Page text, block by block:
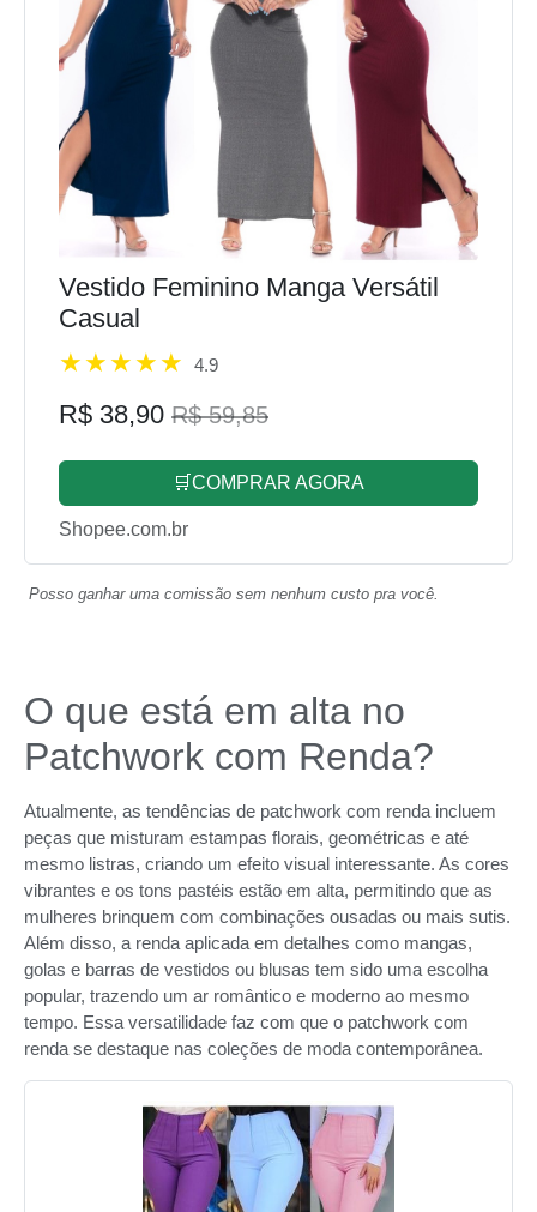
Vestido Feminino Manga Versátil
Casual
4.9
R$ 38,90 R$ 59,85
🛒COMPRAR AGORA
Shopee.com.br
Posso ganhar uma comissão sem nenhum custo pra você.
O que está em alta no
Patchwork com Renda?
Atualmente, as tendências de patchwork com renda incluem
peças que misturam estampas florais, geométricas e até
mesmo listras, criando um efeito visual interessante. As cores
vibrantes e os tons pastéis estão em alta, permitindo que as
mulheres brinquem com combinações ousadas ou mais sutis.
Além disso, a renda aplicada em detalhes como mangas,
golas e barras de vestidos ou blusas tem sido uma escolha
popular, trazendo um ar romântico e moderno ao mesmo
tempo. Essa versatilidade faz com que o patchwork com
renda se destaque nas coleções de moda contemporânea.